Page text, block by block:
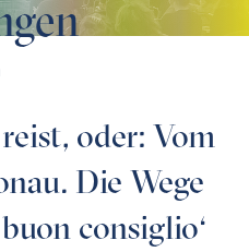
oder: Vom
Die Wege
consiglio‘